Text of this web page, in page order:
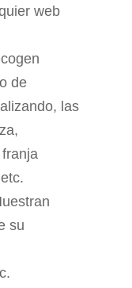
web
de
las
su